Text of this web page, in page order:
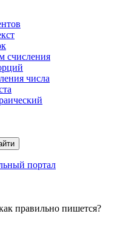
счисления
числа
портал
правильно пишется?